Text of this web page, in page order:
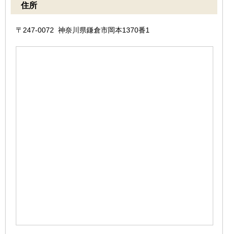
住所
〒247-0072 神奈川県鎌倉市岡本1370番1